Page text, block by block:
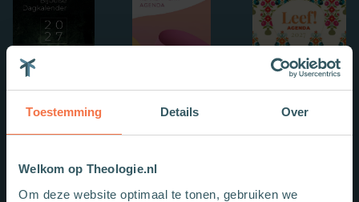
Toestemming Details Over
Welkom op Theologie.nl
Om deze website optimaal te tonen, gebruiken we